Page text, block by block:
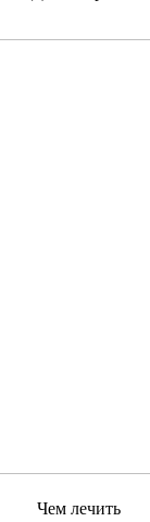
Чем лечить